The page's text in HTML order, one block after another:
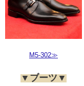
M5-302≫
▼ブーツ▼